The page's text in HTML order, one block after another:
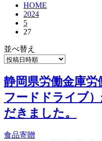
HOME
2024
5
27
並べ替え
静岡県労働金庫労
フードドライブ
だきました。
食品寄贈